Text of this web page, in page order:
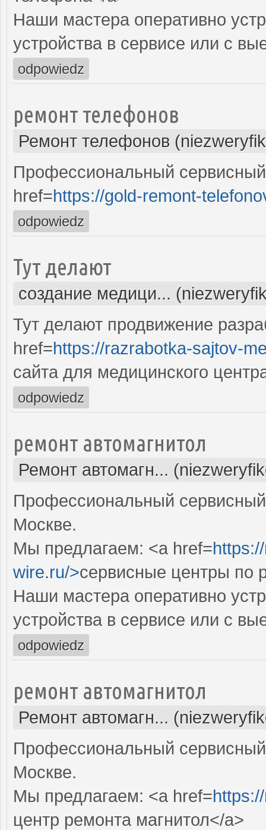
Наши мастера оперативно
устройства в сервисе или с
odpowiedz
ремонт телефонов
Ремонт телефонов
Профессиональный
href=https://gold-remont-
odpowiedz
Тут делают
создание медици...
Тут делают продвижение
href=https://razrabotka-sajtov-
сайта для медицинского
odpowiedz
ремонт автомагнитол
Ремонт автомагн...
Профессиональный
Москве.
Мы предлагаем: <a href=
wire.ru/>сервисные центры по
Наши мастера оперативно
устройства в сервисе или с
odpowiedz
ремонт автомагнитол
Ремонт автомагн...
Профессиональный
Москве.
Мы предлагаем: <a href=
центр ремонта магнитол</a>